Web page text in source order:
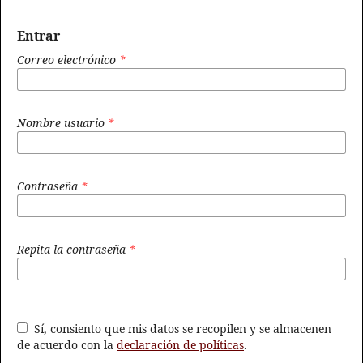
Entrar
Correo electrónico *
Nombre usuario *
Contraseña *
Repita la contraseña *
de acuerdo con la declaración de políticas.